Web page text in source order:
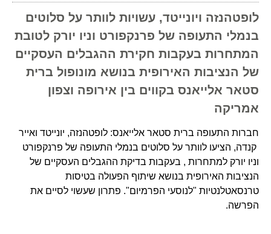
לופטהנזה ויונייטד, עשויות לוותר על סלוטים
בנמלי התעופה של פרנקפורט וניו יורק לטובת
המתחרות בעקבות חקירת ההגבלים העסקיים
של הנציבות האירופית בנושא מונופול ברית
סטאר אלייאנס בקווים בין אירופה וצפון
אמריקה
חברות התעופה ברית סטאר אלייאנס: לופטהנזה, יונייטד ואייר
קנדה, הציעו לוותר על סלוטים בנמלי התעופה של פרנקפורט
וניו יורק למתחרות , בעקבות בדיקת ההגבלים העסקיים של
הנציבות האירופית בנושא שיתוף הפעולה בטיסות
טרנסאטלנטיות "לנוסעי הפרמיום". פתרון שעשוי לסיים את
הפרשה.